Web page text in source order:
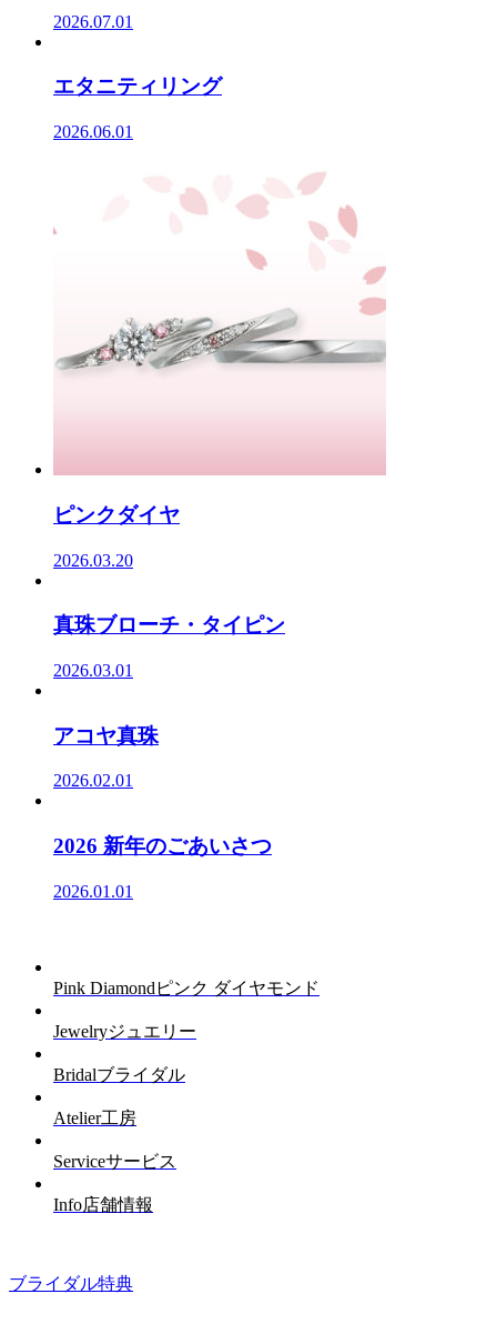
2026.07.01
エタニティリング
2026.06.01
ピンクダイヤ
2026.03.20
真珠ブローチ・タイピン
2026.03.01
アコヤ真珠
2026.02.01
2026 新年のごあいさつ
2026.01.01
Pink Diamond ピンク ダイヤモンド
Jewelryジュエリー
Bridalブライダル
Atelier工房
Serviceサービス
Info店舗情報
ブライダル特典